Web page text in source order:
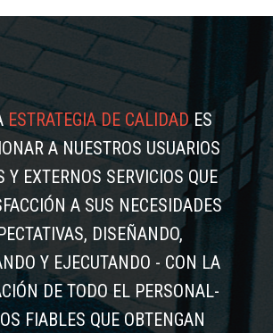
ESTRATEGIA DE CALIDADES
A NUESTROS USUARIOS
Y EXTERNOS SERVICIOS QUE
A SUS NECESIDADES
DISEÑANDO,
Y EJECUTANDO - CON LA
DE TODO EL PERSONAL-
FIABLES QUE OBTENGAN